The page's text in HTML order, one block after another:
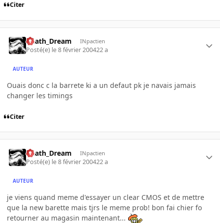
Citer
Death_Dream INpactien
Posté(e) le 8 février 200422 a
AUTEUR
Ouais donc c la barrete ki a un defaut pk je navais jamais
changer les timings
Citer
Death_Dream INpactien
Posté(e) le 8 février 200422 a
AUTEUR
je viens quand meme d'essayer un clear CMOS et de mettre
que la new barette mais tjrs le meme prob! bon fai chier fo
retourner au magasin maintenant...